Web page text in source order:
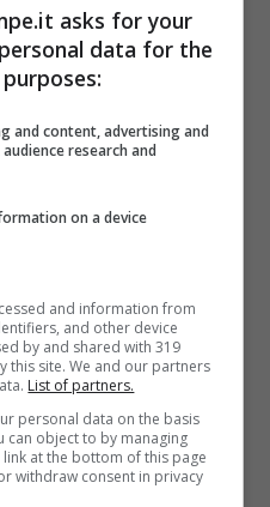
lei non sarebbero
Segugio finisce in
è estremo
dei contadini che
il luogo è stato
alcune trappole
l’arrivo
dall’assenza di
perché
asks for your
data for the
and content, advertising and
research and
on a device
and information from
and other device
by and shared with 319
this site. We and our partners
List of partners.
personal data on the basis
can object to by managing
at the bottom of this page
withdraw consent in privacy